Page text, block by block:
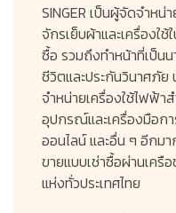
SINGER เป็นผู้จัดจำหน่
จักรเย็บผ้าและเครื่องใ
ซื้อ รวมถึงทำหน้าที่เป็น
ชีวิตและประกันวินาศภั
จำหน่ายเครื่องใช้ไฟฟ้า
อุปกรณ์และเครื่องมือก
ออนไลน์ และอื่น ๆ อีกมา
ขายแบบเช่าซื้อผ่านเครื
แห่งทั่วประเทศไทย